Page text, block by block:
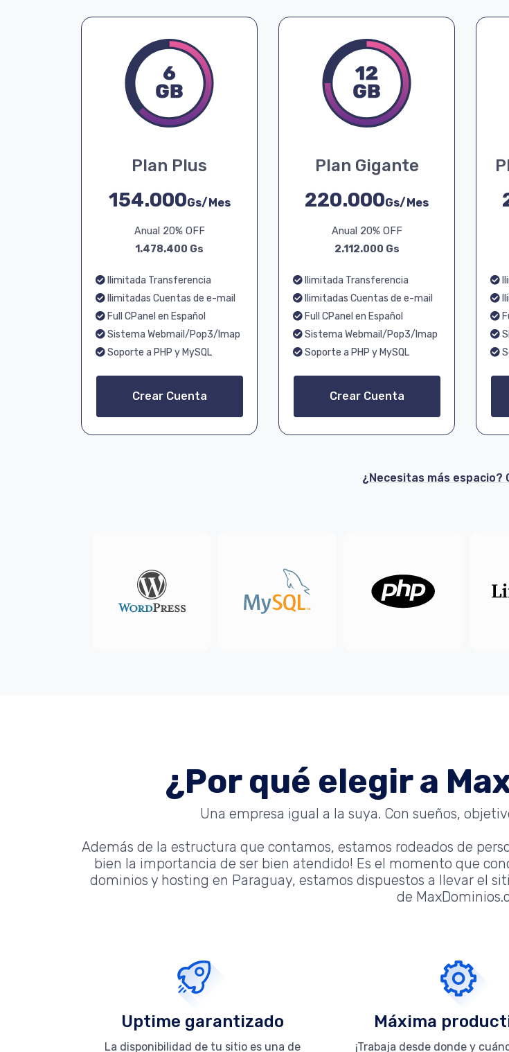
Plan Plus
154.000Gs/Mes
Anual 20% OFF
1.478.400 Gs
Ilimitada Transferencia
Ilimitadas Cuentas de e-mail
Full CPanel en Español
Sistema Webmail/Pop3/Imap
Soporte a PHP y MySQL
Crear Cuenta
Plan Gigante
220.000Gs/Mes
Anual 20% OFF
2.112.000 Gs
Ilimitada Transferencia
Ilimitadas Cuentas de e-mail
Full CPanel en Español
Sistema Webmail/Pop3/Imap
Soporte a PHP y MySQL
Crear Cuenta
¿Necesitas más espacio?
¿Por qué elegir a
Una empresa igual a la suya. Con sueños,
Además de la estructura que contamos, estamos rodeados de
bien la importancia de ser bien atendido! Es el momento que
dominios y hosting en Paraguay, estamos dispuestos a llevar el
de
Uptime garantizado
La disponibilidad de tu sitio es una de
Máxima
¡Trabaja desde donde y